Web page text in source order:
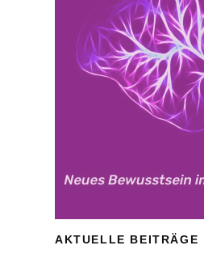
AKTUELLE BEITRÄGE